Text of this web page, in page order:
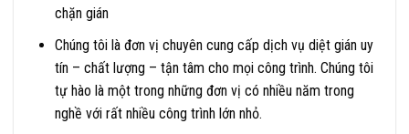
chặn gián
Chúng tôi là đơn vị chuyên cung cấp dịch vụ diệt gián uy
tín – chất lượng – tận tâm cho mọi công trình. Chúng tôi
tự hào là một trong những đơn vị có nhiều năm trong
nghề với rất nhiều công trình lớn nhỏ.